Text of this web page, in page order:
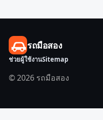
รถมือสอง
ช่วยผู้ใช้งานSitemap
© 2026 รถมือสอง